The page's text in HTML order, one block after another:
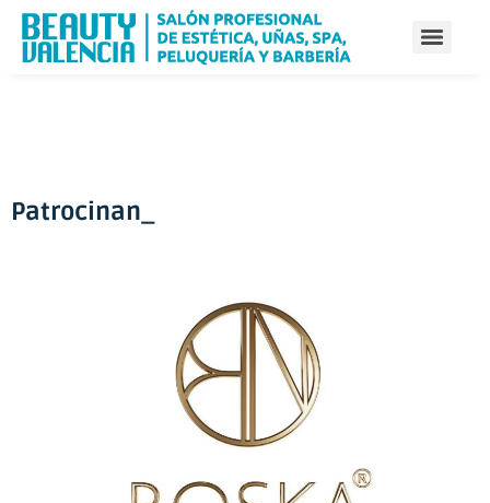
Patrocinan_